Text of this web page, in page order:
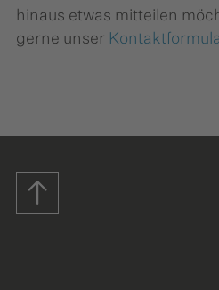
hinaus etwas mitteilen
gerne unser